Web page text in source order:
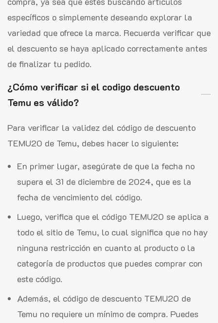
específicos o simplemente deseando explorar la
variedad que ofrece la marca. Recuerda verificar que
el descuento se haya aplicado correctamente antes
de finalizar tu pedido.
¿Cómo verificar si el codigo descuento
Temu es válido?
Para verificar la validez del código de descuento
TEMU20 de Temu, debes hacer lo siguiente:
En primer lugar, asegúrate de que la fecha no
supera el 31 de diciembre de 2024, que es la
fecha de vencimiento del código.
Luego, verifica que el código TEMU20 se aplica a
todo el sitio de Temu, lo cual significa que no hay
ninguna restricción en cuanto al producto o la
categoría de productos que puedes comprar con
este código.
Además, el código de descuento TEMU20 de
Temu no requiere un mínimo de compra. Puedes